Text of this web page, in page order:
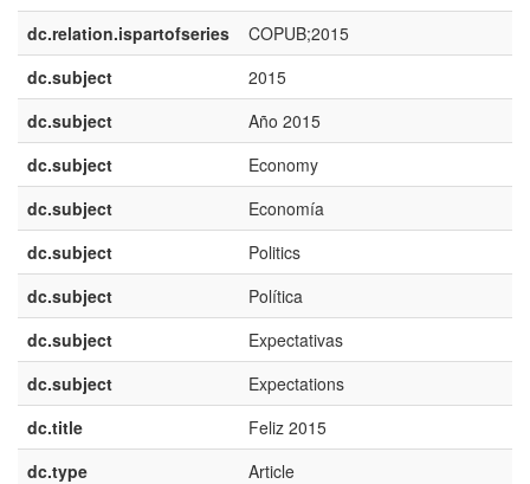
dc.relation.ispartofseries
COPUB;2015
dc.subject
2015
dc.subject
Año 2015
dc.subject
Economy
dc.subject
Economía
dc.subject
Politics
dc.subject
Política
dc.subject
Expectativas
dc.subject
Expectations
dc.title
Feliz 2015
dc.type
Article